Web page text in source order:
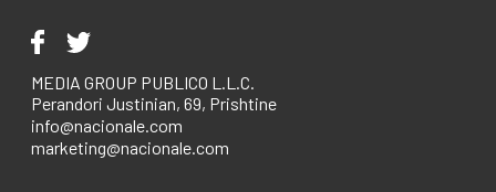
MEDIA GROUP PUBLICO L.L.C.
Perandori Justinian, 69, Prishtine
info@nacionale.com
marketing@nacionale.com